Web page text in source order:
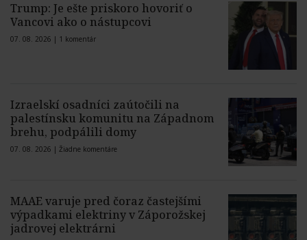
Trump: Je ešte priskoro hovoriť o
Vancovi ako o nástupcovi
07. 08. 2026 | 1 komentár
Izraelskí osadníci zaútočili na
palestínsku komunitu na Západnom
brehu, podpálili domy
07. 08. 2026 | Žiadne komentáre
MAAE varuje pred čoraz častejšími
výpadkami elektriny v Záporožskej
jadrovej elektrárni